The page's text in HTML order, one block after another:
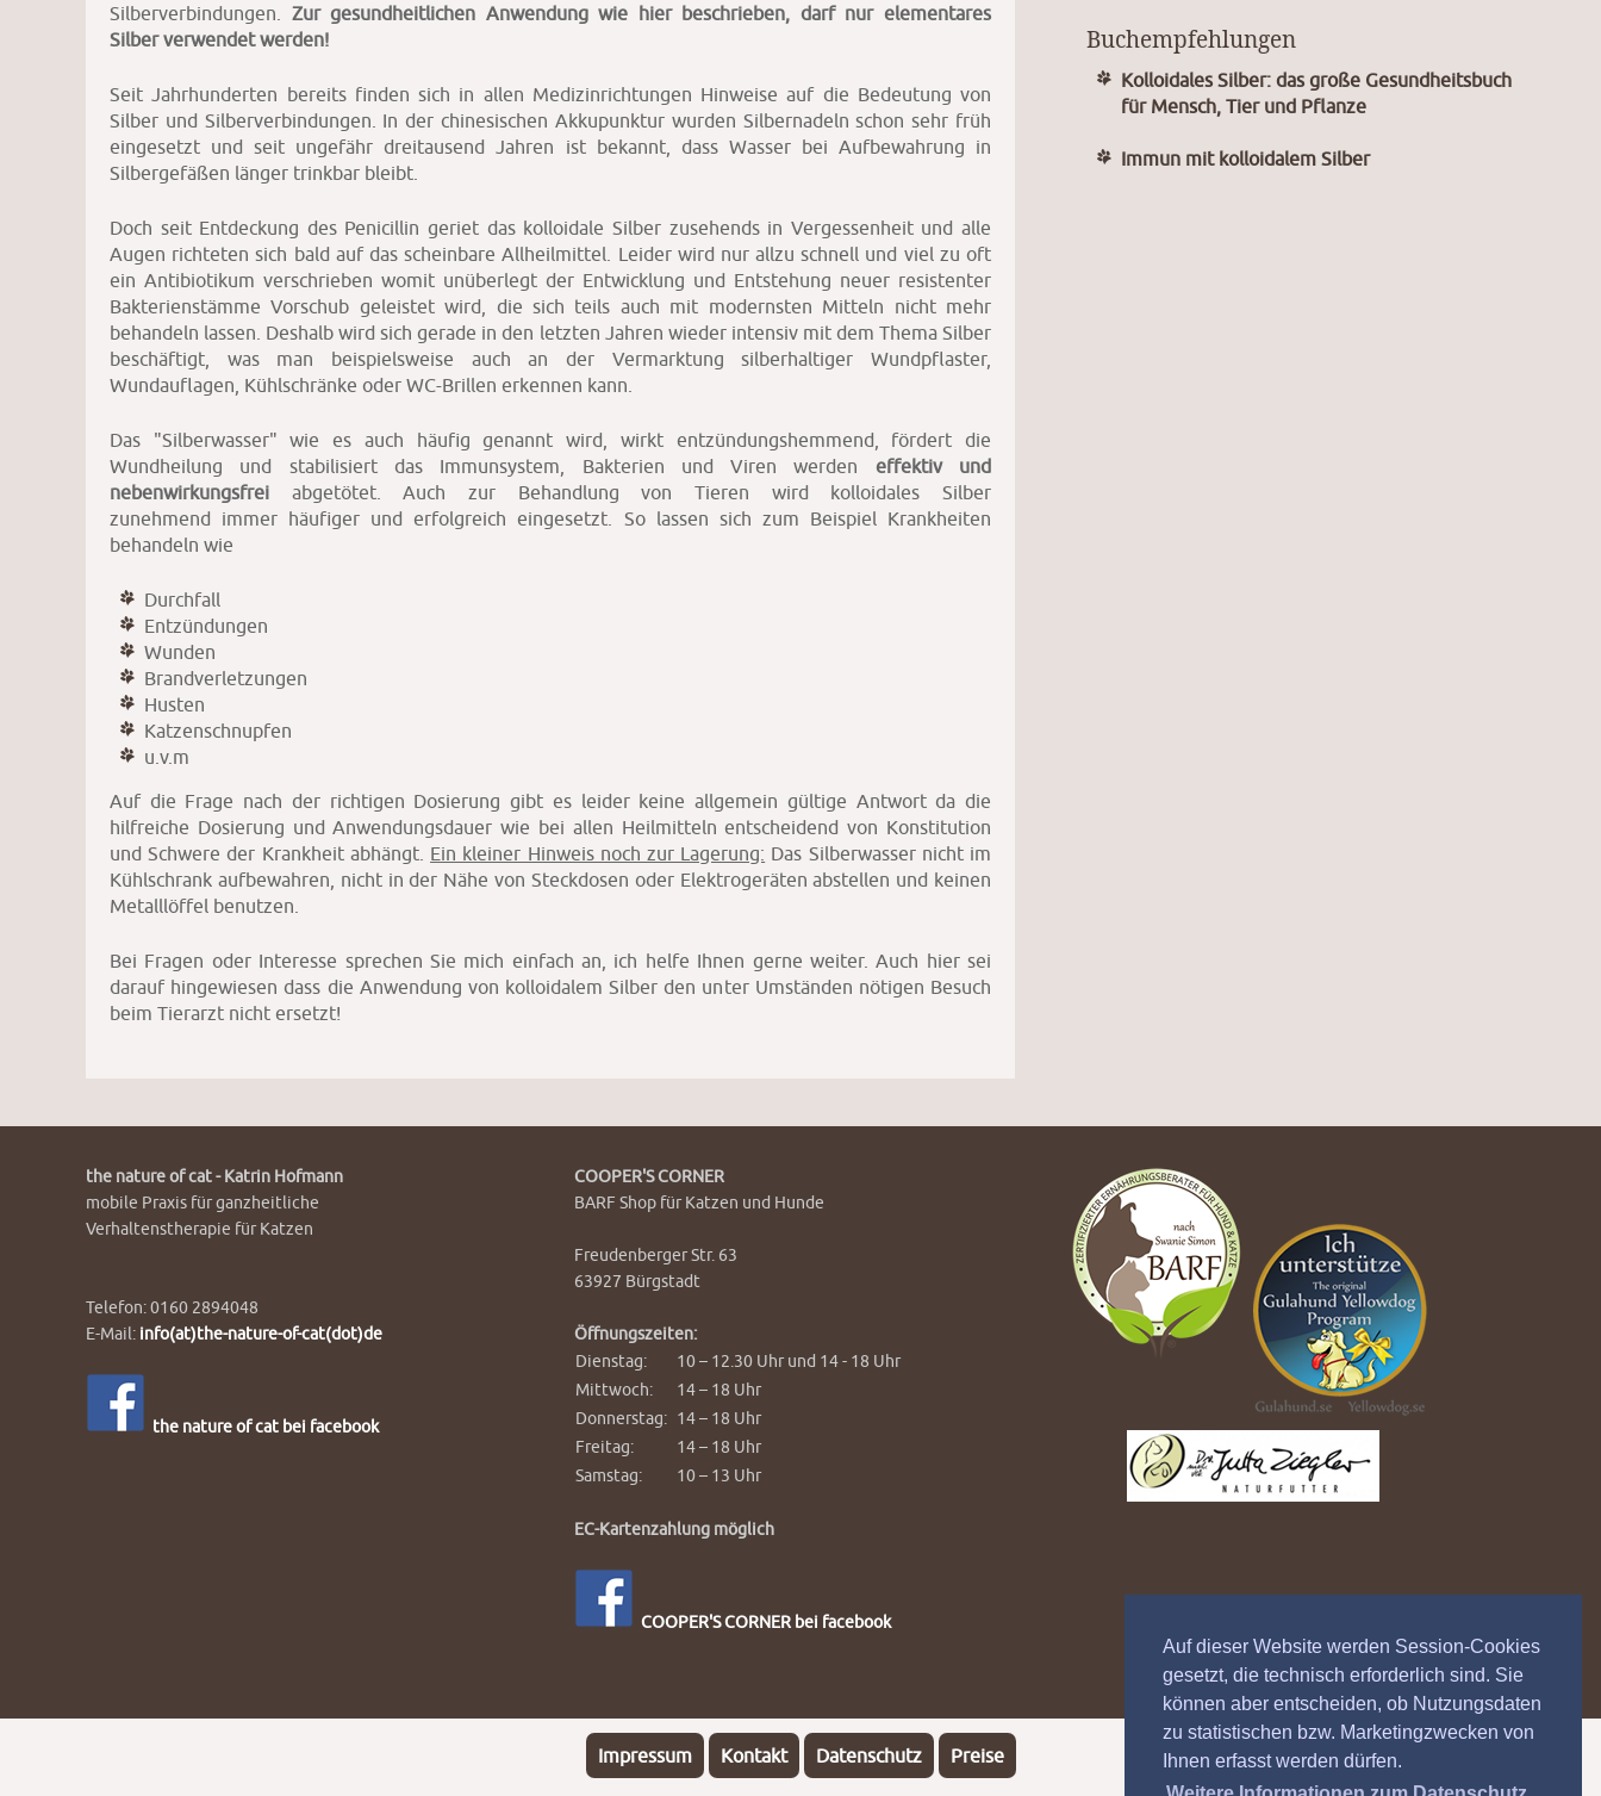
Auf dieser Website werden Session-Cookies
gesetzt, die technisch erforderlich sind. Sie
können aber entscheiden, ob Nutzungsdaten
zu statistischen bzw. Marketingzwecken von
Ihnen erfasst werden dürfen.
Silberverbindungen. Zur gesundheitlichen Anwendung wie hier beschrieben, darf nur elementares
Silber verwendet werden!
Seit Jahrhunderten bereits finden sich in allen Medizinrichtungen Hinweise auf die Bedeutung von
Silber und Silberverbindungen. In der chinesischen Akkupunktur wurden Silbernadeln schon sehr früh
eingesetzt und seit ungefähr dreitausend Jahren ist bekannt, dass Wasser bei Aufbewahrung in
Silbergefäßen länger trinkbar bleibt.
Doch seit Entdeckung des Penicillin geriet das kolloidale Silber zusehends in Vergessenheit und alle
Augen richteten sich bald auf das scheinbare Allheilmittel. Leider wird nur allzu schnell und viel zu oft
ein Antibiotikum verschrieben womit unüberlegt der Entwicklung und Entstehung neuer resistenter
Bakterienstämme Vorschub geleistet wird, die sich teils auch mit modernsten Mitteln nicht mehr
behandeln lassen. Deshalb wird sich gerade in den letzten Jahren wieder intensiv mit dem Thema Silber
beschäftigt, was man beispielsweise auch an der Vermarktung silberhaltiger Wundpflaster,
Wundauflagen, Kühlschränke oder WC-Brillen erkennen kann.
Das "Silberwasser" wie es auch häufig genannt wird, wirkt entzündungshemmend, fördert die
Wundheilung und stabilisiert das Immunsystem, Bakterien und Viren werden effektiv und
nebenwirkungsfrei abgetötet. Auch zur Behandlung von Tieren wird kolloidales Silber
zunehmend immer häufiger und erfolgreich eingesetzt. So lassen sich zum Beispiel Krankheiten
behandeln wie
Durchfall
Entzündungen
Wunden
Brandverletzungen
Husten
Katzenschnupfen
u.v.m
Auf die Frage nach der richtigen Dosierung gibt es leider keine allgemein gültige Antwort da die
hilfreiche Dosierung und Anwendungsdauer wie bei allen Heilmitteln entscheidend von Konstitution
und Schwere der Krankheit abhängt. Ein kleiner Hinweis noch zur Lagerung: Das Silberwasser nicht im
Kühlschrank aufbewahren, nicht in der Nähe von Steckdosen oder Elektrogeräten abstellen und keinen
Metalllöffel benutzen.
Bei Fragen oder Interesse sprechen Sie mich einfach an, ich helfe Ihnen gerne weiter. Auch hier sei
darauf hingewiesen dass die Anwendung von kolloidalem Silber den unter Umständen nötigen Besuch
beim Tierarzt nicht ersetzt!
Buchempfehlungen
Kolloidales Silber: das große Gesundheitsbuch
für Mensch, Tier und Pflanze
Immun mit kolloidalem Silber
the nature of cat - Katrin Hofmann
mobile Praxis für ganzheitliche
Verhaltenstherapie für Katzen
Telefon: 0160 2894048
E-Mail: info(at)the-nature-of-cat(dot)de
the nature of cat bei facebook
COOPER'S CORNER
BARF Shop für Katzen und Hunde
Freudenberger Str. 63
63927 Bürgstadt
Öffnungszeiten:
Dienstag:
10 – 12.30 Uhr und 14 - 18 Uhr
Mittwoch:
14 – 18 Uhr
Donnerstag: 14 – 18 Uhr
Freitag:
14 – 18 Uhr
Samstag:
10 – 13 Uhr
EC-Kartenzahlung möglich
COOPER'S CORNER bei facebook
Impressum Kontakt Datenschutz Preise